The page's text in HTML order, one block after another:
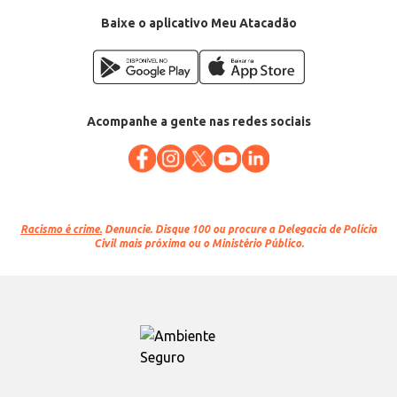
Baixe o aplicativo Meu Atacadão
Acompanhe a gente nas redes sociais
Racismo é crime. Denuncie. Disque 100 ou procure a Delegacia de Polícia
Civil mais próxima ou o Ministério Público.